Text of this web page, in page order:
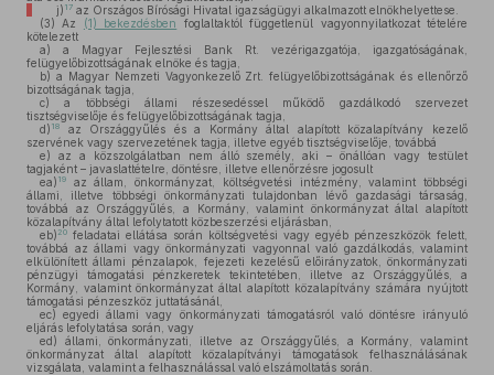
j) 17az Országos Bírósági Hivatal igazságügyi alkalmazott elnökhelyettese.
(3) Az (1) bekezdésben
foglaltaktól függetlenül vagyonnyilatkozat tételére
kötelezett
a) a Magyar Fejlesztési Bank Rt. vezérigazgatója, igazgatóságának,
felügyelőbizottságának elnöke és tagja,
b) a Magyar Nemzeti Vagyonkezelő Zrt. felügyelőbizottságának és ellenőrző
bizottságának tagja,
c) a többségi állami részesedéssel működő gazdálkodó szervezet
tisztségviselője és felügyelőbizottságának tagja,
d) 18
az Országgyűlés és a Kormány által alapított közalapítvány kezelő
szervének vagy szervezetének tagja, illetve egyéb tisztségviselője, továbbá
e) az a közszolgálatban nem álló személy, aki – önállóan vagy testület
tagjaként – javaslattételre, döntésre, illetve ellenőrzésre jogosult
ea) 19
az állam, önkormányzat, költségvetési intézmény, valamint többségi
állami, illetve többségi önkormányzati tulajdonban lévő gazdasági társaság,
továbbá az Országgyűlés, a Kormány, valamint önkormányzat által alapított
közalapítvány által lefolytatott közbeszerzési eljárásban,
eb) 20 feladatai ellátása során költségvetési vagy egyéb pénzeszközök felett,
továbbá az állami vagy önkormányzati vagyonnal való gazdálkodás, valamint
elkülönített állami pénzalapok, fejezeti kezelésű előirányzatok, önkormányzati
pénzügyi támogatási pénzkeretek tekintetében, illetve az Országgyűlés, a
Kormány, valamint önkormányzat által alapított közalapítvány számára nyújtott
támogatási pénzeszköz juttatásánál,
ec) egyedi állami vagy önkormányzati támogatásról való döntésre irányuló
eljárás lefolytatása során, vagy
ed) állami, önkormányzati, illetve az Országgyűlés, a Kormány, valamint
önkormányzat által alapított közalapítványi támogatások felhasználásának
vizsgálata, valamint a felhasználással való elszámoltatás során.